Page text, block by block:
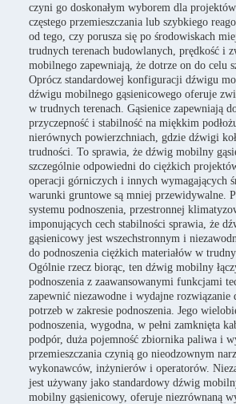
czyni go doskonałym wyborem dla
częstego przemieszczania lub szybkiego
od tego, czy porusza się po środowiskach
trudnych terenach budowlanych, prędkość i
mobilnego zapewniają, że dotrze on do celu
Oprócz standardowej konfiguracji dźwigu
dźwigu mobilnego gąsienicowego oferuje
w trudnych terenach. Gąsienice zapewniają
przyczepność i stabilność na miękkim
nierównych powierzchniach, gdzie dźwigi
trudności. To sprawia, że dźwig mobilny
szczególnie odpowiedni do ciężkich
operacji górniczych i innych wymagających
warunki gruntowe są mniej przewidywalne.
systemu podnoszenia, przestronnej
imponujących cech stabilności sprawia, że
gąsienicowy jest wszechstronnym i
do podnoszenia ciężkich materiałów w
Ogólnie rzecz biorąc, ten dźwig mobilny
podnoszenia z zaawansowanymi funkcjami
zapewnić niezawodne i wydajne rozwiązanie
potrzeb w zakresie podnoszenia. Jego
podnoszenia, wygodna, w pełni zamknięta
podpór, duża pojemność zbiornika paliwa i
przemieszczania czynią go nieodzownym
wykonawców, inżynierów i operatorów.
jest używany jako standardowy dźwig
mobilny gąsienicowy, oferuje niezrównaną